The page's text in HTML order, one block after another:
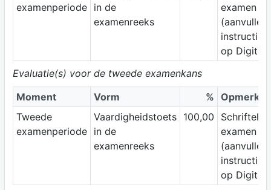
examenperiode
in de
examenreeks
examen
instructies
op
Evaluatie(s) voor de tweede examenkans
Moment
Vorm %
Tweede
examenperiode
Vaardigheidstoets
in de
examenreeks
100,00
Schriftelijk
examen
instructies
op